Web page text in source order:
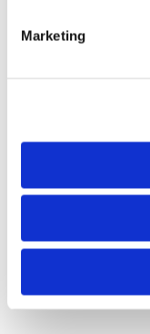
Marketing
Μην αγγίζετε το